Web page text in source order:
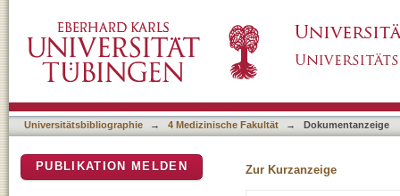
Hüftarthrosepatienten
Universitätsbibliographie → 4 Medizinische Fakultät → Dokumentanzeige
Zur Kurzanzeige
PUBLIKATION MELDEN